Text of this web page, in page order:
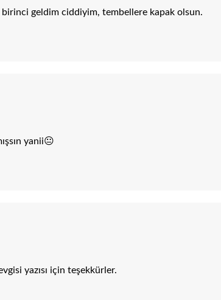
birinci geldim ciddiyim, tembellere kapak olsun.
yanii😐
yazısı için teşekkürler.